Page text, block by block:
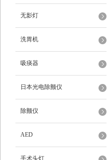
无影灯
洗胃机
吸痰器
日本光电除颤仪
除颤仪
AED
手术头灯